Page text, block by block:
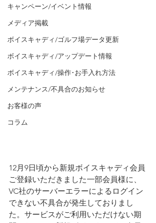
キャンペーン/イベント情報
メディア掲載
ボイスキャディ/ゴルフ場データ更新
ボイスキャディ/アップデート情報
ボイスキャディ/操作･お手入れ方法
メンテナンス/不具合のお知らせ
お客様の声
コラム
12月9日頃から新規ボイスキャディ会員
ご登録いただきました一部会員様に、
VC社のサーバーエラーによるログイン
できない不具合が発生しておりまし
た。サービスがご利用いただけない期